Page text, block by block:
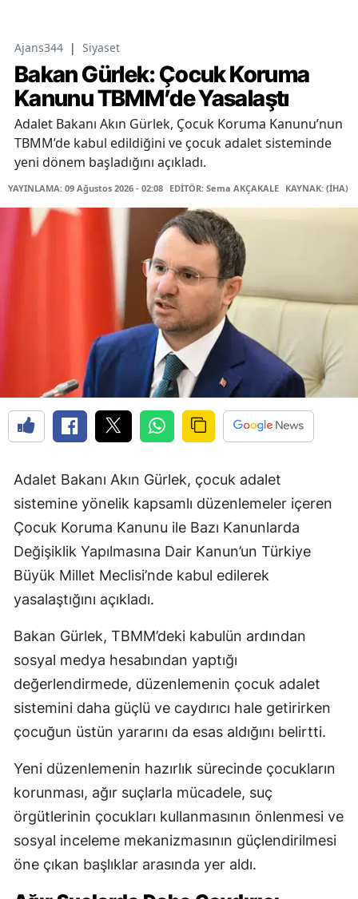
Ajans344 | Siyaset
Bakan Gürlek: Çocuk Koruma
Kanunu TBMM’de Yasalaştı
Adalet Bakanı Akın Gürlek, Çocuk Koruma Kanunu’nun
TBMM’de kabul edildiğini ve çocuk adalet sisteminde
yeni dönem başladığını açıkladı.
YAYINLAMA: 09 Ağustos 2026 - 02:08 EDİTÖR: Sema AKÇAKALE KAYNAK: (İHA)
Adalet Bakanı Akın Gürlek, çocuk adalet
sistemine yönelik kapsamlı düzenlemeler içeren
Çocuk Koruma Kanunu ile Bazı Kanunlarda
Değişiklik Yapılmasına Dair Kanun’un Türkiye
Büyük Millet Meclisi’nde kabul edilerek
yasalaştığını açıkladı.
Bakan Gürlek, TBMM’deki kabulün ardından
sosyal medya hesabından yaptığı
değerlendirmede, düzenlemenin çocuk adalet
sistemini daha güçlü ve caydırıcı hale getirirken
çocuğun üstün yararını da esas aldığını belirtti.
Yeni düzenlemenin hazırlık sürecinde çocukların
korunması, ağır suçlarla mücadele, suç
örgütlerinin çocukları kullanmasının önlenmesi ve
sosyal inceleme mekanizmasının güçlendirilmesi
öne çıkan başlıklar arasında yer aldı.